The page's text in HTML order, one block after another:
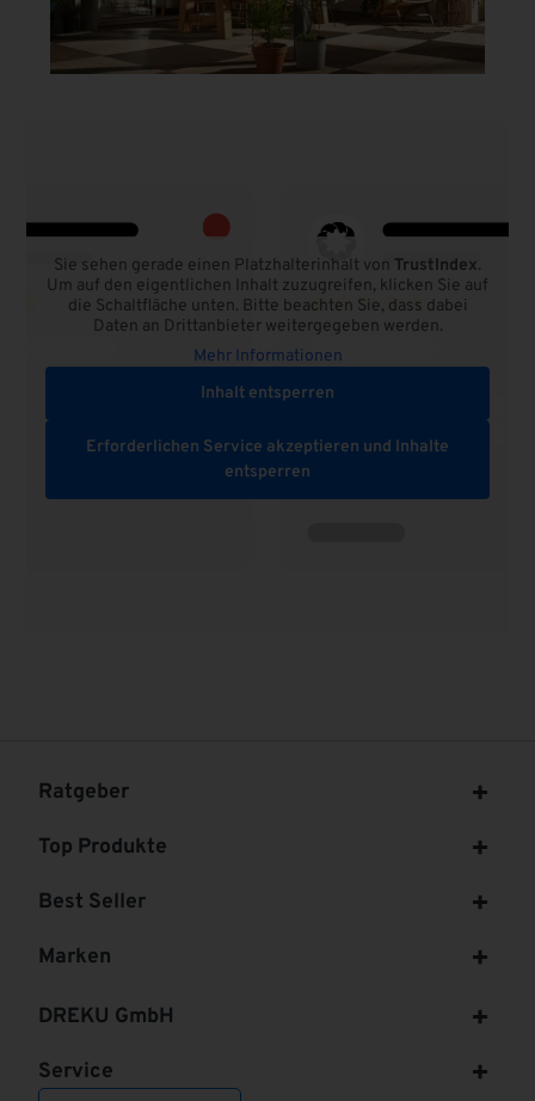
Sie sehen gerade einen Platzhalterinhalt von TrustIndex.
Um auf den eigentlichen Inhalt zuzugreifen, klicken Sie auf
die Schaltfläche unten. Bitte beachten Sie, dass dabei
Daten an Drittanbieter weitergegeben werden.
Mehr Informationen
Inhalt entsperren
Erforderlichen Service akzeptieren und Inhalte
entsperren
Ratgeber
Top Produkte
Best Seller
Marken
DREKU GmbH
Service